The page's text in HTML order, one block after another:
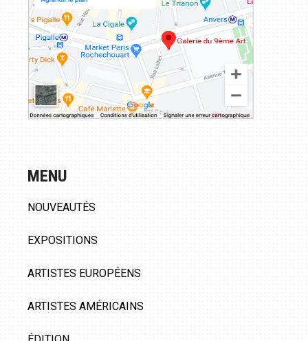
MENU
NOUVEAUTÉS
EXPOSITIONS
ARTISTES EUROPÉENS
ARTISTES AMÉRICAINS